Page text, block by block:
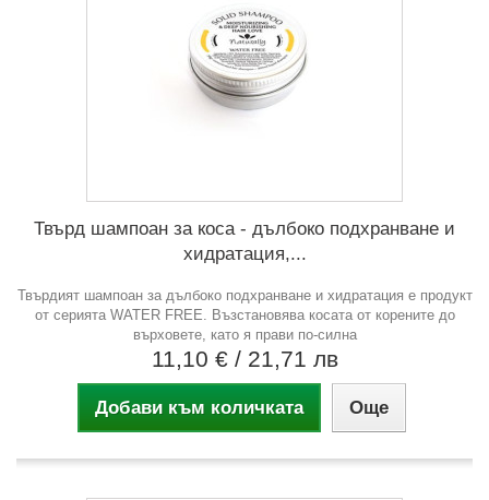
Твърд шампоан за коса - дълбоко подхранване и
хидратация,...
Твърдият шампоан за дълбоко подхранване и хидратация е продукт
от серията WATER FREE. Възстановява косата от корените до
върховете, като я прави по-силна
11,10 € / 21,71 лв
Добави към количката Още